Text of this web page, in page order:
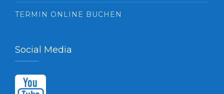
TERMIN ONLINE BUCHEN
Social Media